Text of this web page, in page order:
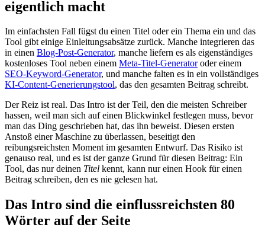
eigentlich macht
Im einfachsten Fall fügst du einen Titel oder ein Thema ein und das
Tool gibt einige Einleitungsabsätze zurück. Manche integrieren das
in einen Blog-Post-Generator, manche liefern es als eigenständiges
kostenloses Tool neben einem Meta-Titel-Generatoroder einem
SEO-Keyword-Generator, und manche falten es in ein vollständiges
KI-Content-Generierungstool, das den gesamten Beitrag schreibt.
Der Reiz ist real. Das Intro ist der Teil, den die meisten Schreiber
hassen, weil man sich auf einen Blickwinkel festlegen muss, bevor
man das Ding geschrieben hat, das ihn beweist. Diesen ersten
Anstoß einer Maschine zu überlassen, beseitigt den
reibungsreichsten Moment im gesamten Entwurf. Das Risiko ist
genauso real, und es ist der ganze Grund für diesen Beitrag: Ein
Tool, das nur deinen Titel kennt, kann nur einen Hook für einen
Beitrag schreiben, den es nie gelesen hat.
Das Intro sind die einflussreichsten 80
Wörter auf der Seite